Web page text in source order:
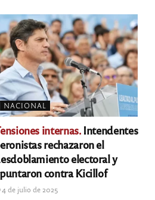
NACIONAL
internas.Intendentes
rechazaron el
electoral y
contra Kicillof
4 de julio de 2025